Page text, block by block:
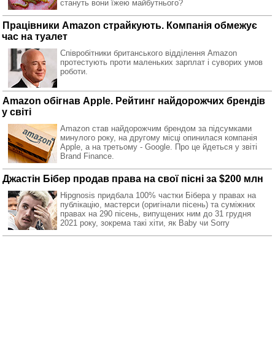
стануть вони їжею майбутнього?
Працівники Amazon страйкують. Компанія обмежує
час на туалет
Співробітники британського відділення Amazon
протестують проти маленьких зарплат і суворих умов
роботи.
Amazon обігнав Apple. Рейтинг найдорожчих брендів
у світі
Amazon став найдорожчим брендом за підсумками
минулого року, на другому місці опинилася компанія
Apple, а на третьому - Google. Про це йдеться у звіті
Brand Finance.
Джастін Бібер продав права на свої пісні за $200 млн
Hipgnosis придбала 100% частки Бібера у правах на
публікацію, мастерси (оригінали пісень) та суміжних
правах на 290 пісень, випущених ним до 31 грудня
2021 року, зокрема такі хіти, як Baby чи Sorry